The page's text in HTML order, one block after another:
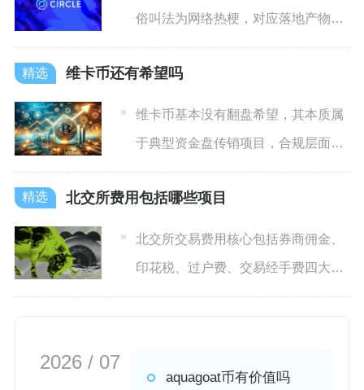
俗叫法为网络热梗，对应落地产物是
meme币，指依托网络表
维卡币还有希望吗
维卡币基本没有翻盘希望，其本质属
于典型资金盘传销项目，合规层面已
被多国定性违规，资金链与市
北交所费用包括哪些项目
北交所交易费用核心包括券商佣金、
印花税、过户费、交易经手费四大刚
性项目，另有上市费、交易单
2026 / 07
aquagoat币有价值吗